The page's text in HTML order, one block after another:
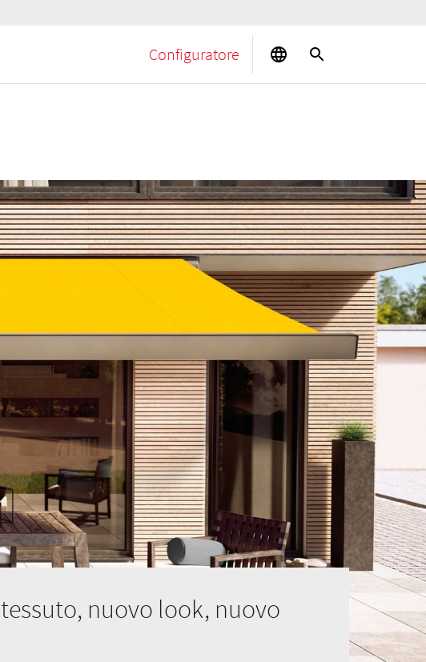
Configuratore
nuovo look, nuovo